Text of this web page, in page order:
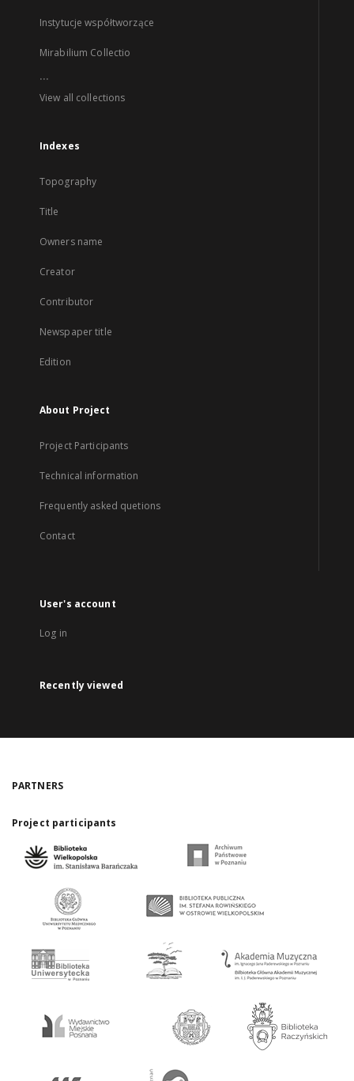
Instytucje współtworzące
Mirabilium Collectio
...
View all collections
Indexes
Topography
Title
Owners name
Creator
Contributor
Newspaper title
Edition
About Project
Project Participants
Technical information
Frequently asked quetions
Contact
User's account
Log in
Recently viewed
PARTNERS
Project participants